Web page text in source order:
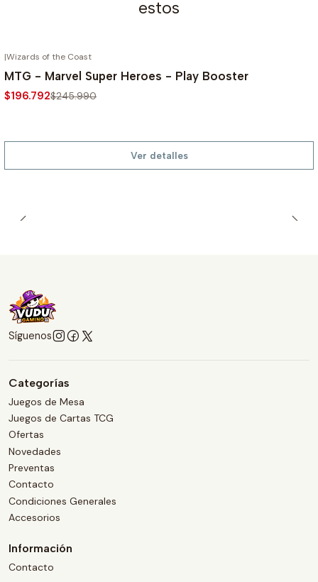
estos
-20%
|Wizards of the Coast
MTG - Marvel Super Heroes - Play Booster
$196.792$245.990
Ver detalles
Síguenos
Categorías
Juegos de Mesa
Juegos de Cartas TCG
Ofertas
Novedades
Preventas
Contacto
Condiciones Generales
Accesorios
Información
Contacto